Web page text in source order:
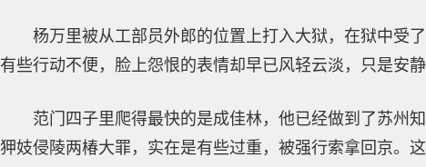
杨万里被从工部员外郎的位置上打入大狱，在狱中受
有些行动不便，脸上怨恨的表情却早已风轻云淡，只是安
范门四子里爬得最快的是成佳林，他已经做到了苏州
狎妓侵陵两椿大罪，实在是有些过重，被强行索拿回京。